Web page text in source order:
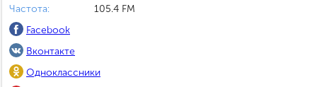
Частота:
105.4 FM
Facebook
Вконтакте
Одноклассники